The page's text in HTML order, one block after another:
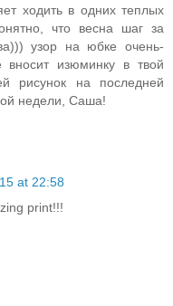
ходить в одних теплых
что весна шаг за
узор на юбке очень-
вносит изюминку в твой
рисунок на последней
недели, Саша!
at 22:58
print!!!